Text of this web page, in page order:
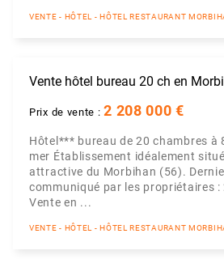
VENTE - HÔTEL - HÔTEL RESTAURANT
Vente hôtel bureau 20 ch en
Prix de vente :2 208 000 €
Hôtel*** bureau de 20 chambres à
mer Établissement idéalement
attractive du Morbihan (56).
communiqué par les propriétaires :
Vente en ...
VENTE - HÔTEL - HÔTEL RESTAURANT